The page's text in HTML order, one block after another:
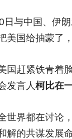
日与中国、伊
美国给抽蒙了
国赶紧铁青着
发言人柯比在
世界都在讨论
解的共谋发展